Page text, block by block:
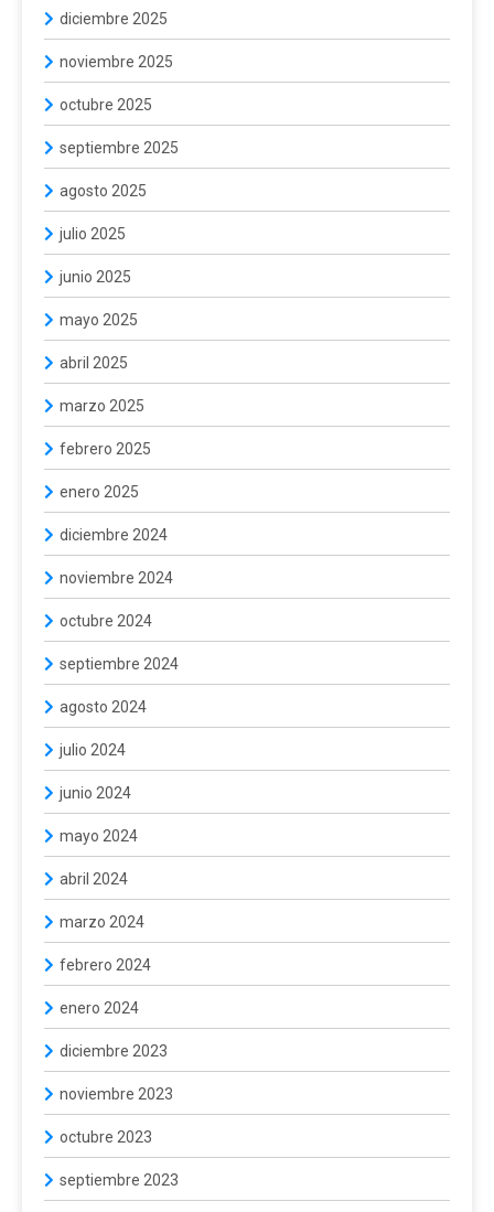
diciembre 2025
noviembre 2025
octubre 2025
septiembre 2025
agosto 2025
julio 2025
junio 2025
mayo 2025
abril 2025
marzo 2025
febrero 2025
enero 2025
diciembre 2024
noviembre 2024
octubre 2024
septiembre 2024
agosto 2024
julio 2024
junio 2024
mayo 2024
abril 2024
marzo 2024
febrero 2024
enero 2024
diciembre 2023
noviembre 2023
octubre 2023
septiembre 2023